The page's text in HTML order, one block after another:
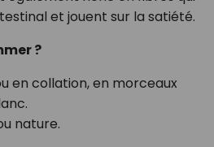
et jouent sur la satiété.
?
en collation, en morceaux
nature.